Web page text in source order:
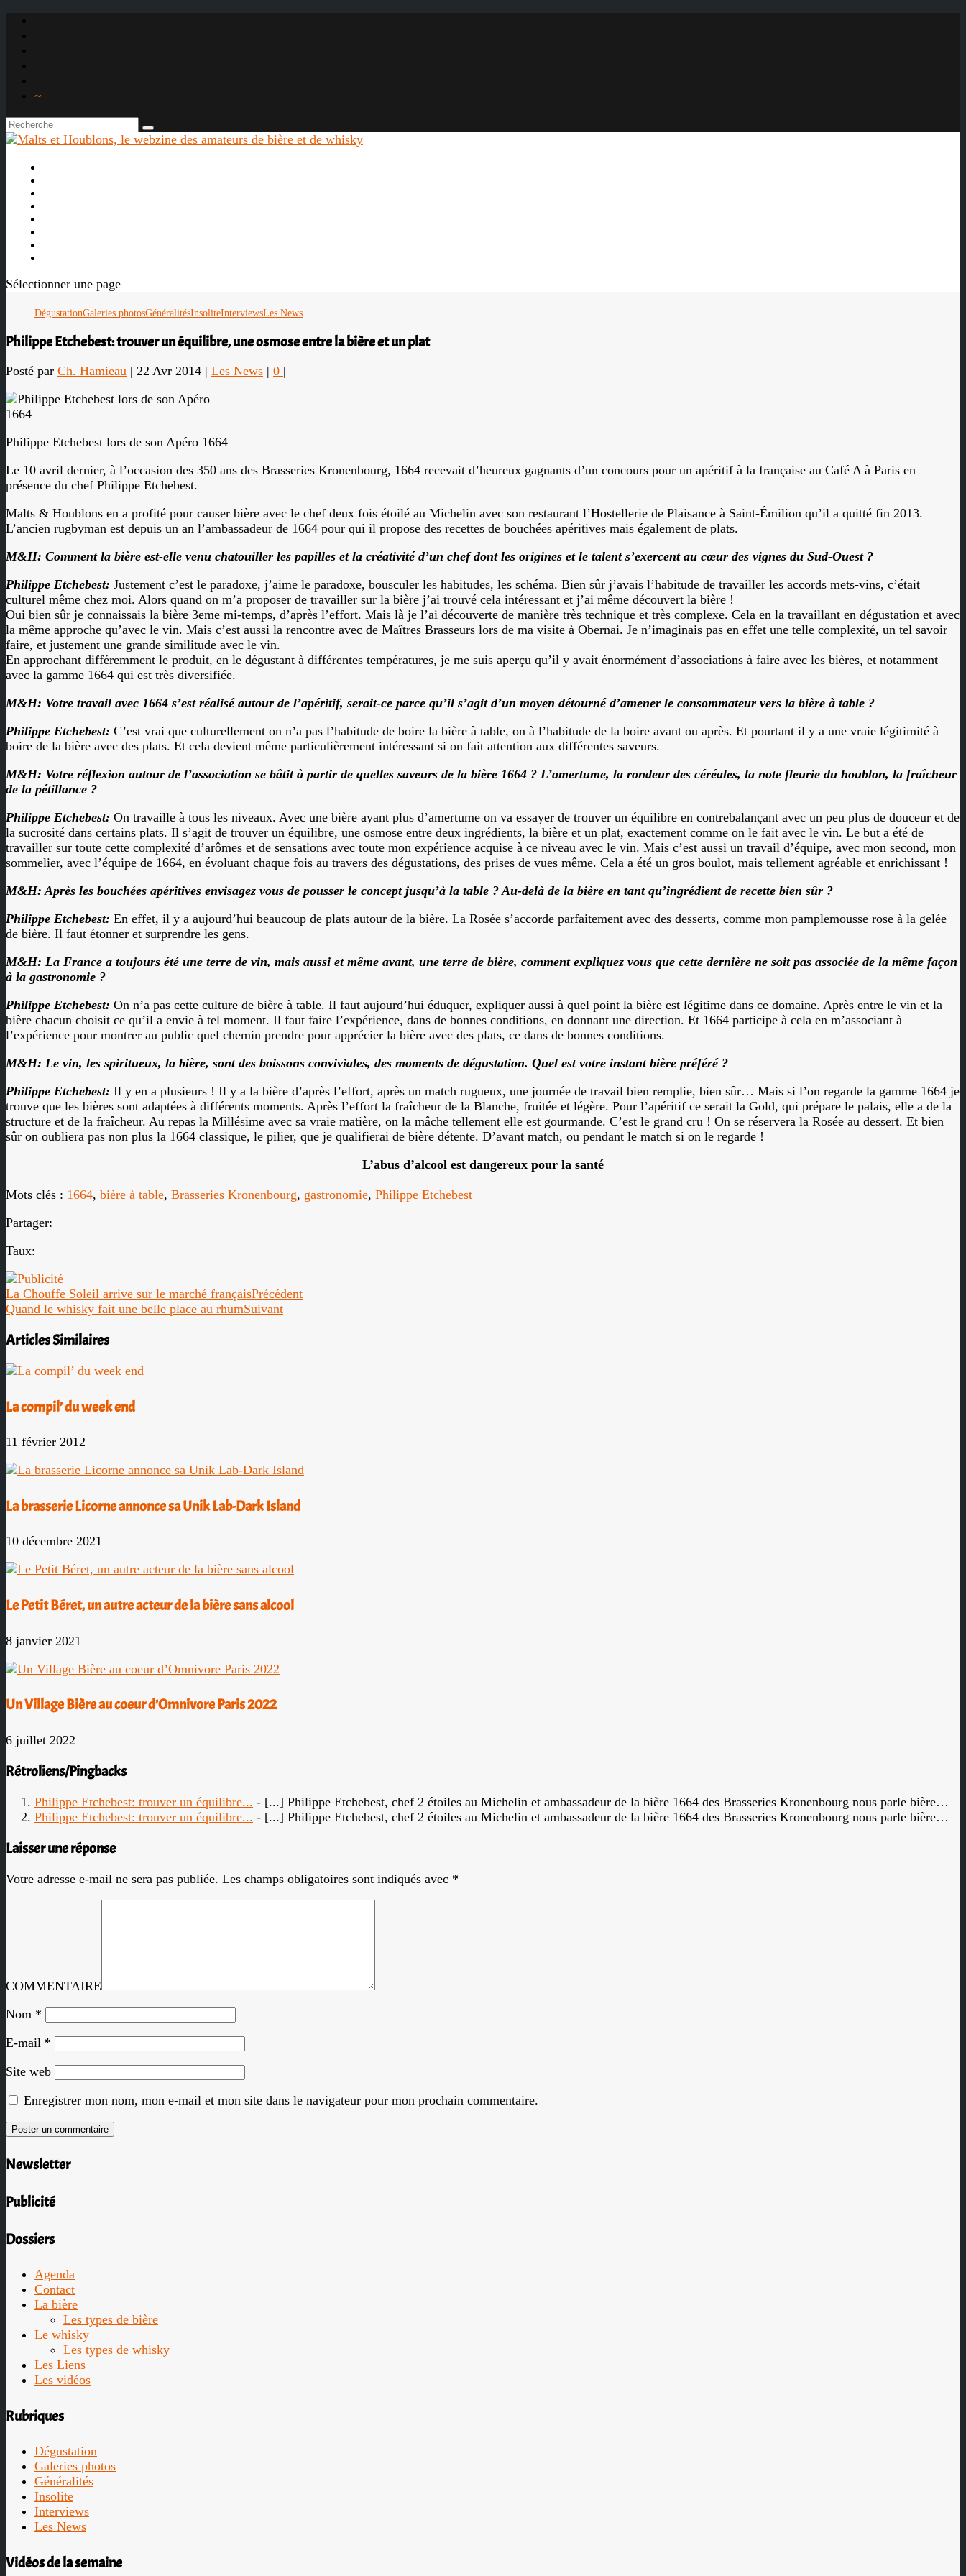
~
Sélectionner une page
DégustationGaleries photosGénéralitésInsoliteInterviewsLes News
Philippe Etchebest: trouver un équilibre, une osmose entre la bière et un plat
Posté par Ch. Hamieau | 22 Avr 2014 | Les News | 0 |
Philippe Etchebest lors de son Apéro 1664
Le 10 avril dernier, à l’occasion des 350 ans des Brasseries Kronenbourg, 1664 recevait d’heureux gagnants d’un concours pour un apéritif à la française au Café A à Paris en
présence du chef Philippe Etchebest.
Malts & Houblons en a profité pour causer bière avec le chef deux fois étoilé au Michelin avec son restaurant l’Hostellerie de Plaisance à Saint-Émilion qu’il a quitté fin 2013.
L’ancien rugbyman est depuis un an l’ambassadeur de 1664 pour qui il propose des recettes de bouchées apéritives mais également de plats.
M&H: Comment la bière est-elle venu chatouiller les papilles et la créativité d’un chef dont les origines et le talent s’exercent au cœur des vignes du Sud-Ouest ?
Philippe Etchebest: Justement c’est le paradoxe, j’aime le paradoxe, bousculer les habitudes, les schéma. Bien sûr j’avais l’habitude de travailler les accords mets-vins, c’était
culturel même chez moi. Alors quand on m’a proposer de travailler sur la bière j’ai trouvé cela intéressant et j’ai même découvert la bière !
Oui bien sûr je connaissais la bière 3eme mi-temps, d’après l’effort. Mais là je l’ai découverte de manière très technique et très complexe. Cela en la travaillant en dégustation et avec
la même approche qu’avec le vin. Mais c’est aussi la rencontre avec de Maîtres Brasseurs lors de ma visite à Obernai. Je n’imaginais pas en effet une telle complexité, un tel savoir
faire, et justement une grande similitude avec le vin.
En approchant différemment le produit, en le dégustant à différentes températures, je me suis aperçu qu’il y avait énormément d’associations à faire avec les bières, et notamment
avec la gamme 1664 qui est très diversifiée.
M&H: Votre travail avec 1664 s’est réalisé autour de l’apéritif, serait-ce parce qu’il s’agit d’un moyen détourné d’amener le consommateur vers la bière à table ?
Philippe Etchebest: C’est vrai que culturellement on n’a pas l’habitude de boire la bière à table, on à l’habitude de la boire avant ou après. Et pourtant il y a une vraie légitimité à
boire de la bière avec des plats. Et cela devient même particulièrement intéressant si on fait attention aux différentes saveurs.
M&H: Votre réflexion autour de l’association se bâtit à partir de quelles saveurs de la bière 1664 ? L’amertume, la rondeur des céréales, la note fleurie du houblon, la fraîcheur
de la pétillance ?
Philippe Etchebest: On travaille à tous les niveaux. Avec une bière ayant plus d’amertume on va essayer de trouver un équilibre en contrebalançant avec un peu plus de douceur et de
la sucrosité dans certains plats. Il s’agit de trouver un équilibre, une osmose entre deux ingrédients, la bière et un plat, exactement comme on le fait avec le vin. Le but a été de
travailler sur toute cette complexité d’arômes et de sensations avec toute mon expérience acquise à ce niveau avec le vin. Mais c’est aussi un travail d’équipe, avec mon second, mon
sommelier, avec l’équipe de 1664, en évoluant chaque fois au travers des dégustations, des prises de vues même. Cela a été un gros boulot, mais tellement agréable et enrichissant !
M&H: Après les bouchées apéritives envisagez vous de pousser le concept jusqu’à la table ? Au-delà de la bière en tant qu’ingrédient de recette bien sûr ?
Philippe Etchebest: En effet, il y a aujourd’hui beaucoup de plats autour de la bière. La Rosée s’accorde parfaitement avec des desserts, comme mon pamplemousse rose à la gelée
de bière. Il faut étonner et surprendre les gens.
M&H: La France a toujours été une terre de vin, mais aussi et même avant, une terre de bière, comment expliquez vous que cette dernière ne soit pas associée de la même façon
à la gastronomie ?
Philippe Etchebest: On n’a pas cette culture de bière à table. Il faut aujourd’hui éduquer, expliquer aussi à quel point la bière est légitime dans ce domaine. Après entre le vin et la
bière chacun choisit ce qu’il a envie à tel moment. Il faut faire l’expérience, dans de bonnes conditions, en donnant une direction. Et 1664 participe à cela en m’associant à
l’expérience pour montrer au public quel chemin prendre pour apprécier la bière avec des plats, ce dans de bonnes conditions.
M&H: Le vin, les spiritueux, la bière, sont des boissons conviviales, des moments de dégustation. Quel est votre instant bière préféré ?
Philippe Etchebest: Il y en a plusieurs ! Il y a la bière d’après l’effort, après un match rugueux, une journée de travail bien remplie, bien sûr… Mais si l’on regarde la gamme 1664 je
trouve que les bières sont adaptées à différents moments. Après l’effort la fraîcheur de la Blanche, fruitée et légère. Pour l’apéritif ce serait la Gold, qui prépare le palais, elle a de la
structure et de la fraîcheur. Au repas la Millésime avec sa vraie matière, on la mâche tellement elle est gourmande. C’est le grand cru ! On se réservera la Rosée au dessert. Et bien
sûr on oubliera pas non plus la 1664 classique, le pilier, que je qualifierai de bière détente. D’avant match, ou pendant le match si on le regarde !
L’abus d’alcool est dangereux pour la santé
Mots clés : 1664, bière à table, Brasseries Kronenbourg, gastronomie, Philippe Etchebest
Partager:
Taux:
La Chouffe Soleil arrive sur le marché françaisPrécédent
Quand le whisky fait une belle place au rhumSuivant
Articles Similaires
La compil’ du week end
11 février 2012
La brasserie Licorne annonce sa Unik Lab-Dark Island
10 décembre 2021
Le Petit Béret, un autre acteur de la bière sans alcool
8 janvier 2021
Un Village Bière au coeur d’Omnivore Paris 2022
6 juillet 2022
Rétroliens/Pingbacks
Philippe Etchebest: trouver un équilibre... - [...] Philippe Etchebest, chef 2 étoiles au Michelin et ambassadeur de la bière 1664 des Brasseries Kronenbourg nous parle bière…
Philippe Etchebest: trouver un équilibre... - [...] Philippe Etchebest, chef 2 étoiles au Michelin et ambassadeur de la bière 1664 des Brasseries Kronenbourg nous parle bière…
Laisser une réponse
Votre adresse e-mail ne sera pas publiée. Les champs obligatoires sont indiqués avec *
COMMENTAIRE
Nom *
E-mail *
Site web
Enregistrer mon nom, mon e-mail et mon site dans le navigateur pour mon prochain commentaire.
Newsletter
Publicité
Dossiers
Agenda
Contact
La bière
Les types de bière
Le whisky
Les types de whisky
Les Liens
Les vidéos
Rubriques
Dégustation
Galeries photos
Généralités
Insolite
Interviews
Les News
Vidéos de la semaine